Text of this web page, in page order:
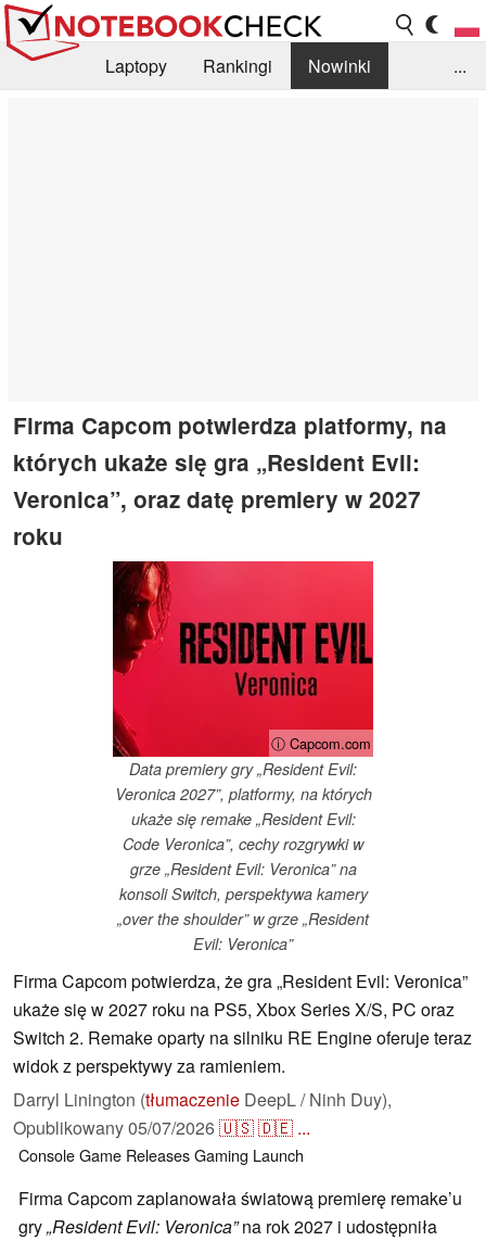
Laptopy Rankingi
Nowinki
...
Firma Capcom potwierdza platformy, na
których ukaże się gra „Resident Evil:
Veronica”, oraz datę premiery w 2027
roku
ⓘ Capcom.com
Data premiery gry „Resident Evil:
Veronica 2027”, platformy, na których
ukaże się remake „Resident Evil:
Code Veronica”, cechy rozgrywki w
grze „Resident Evil: Veronica” na
konsoli Switch, perspektywa kamery
„over the shoulder” w grze „Resident
Evil: Veronica”
Firma Capcom potwierdza, że gra „Resident Evil: Veronica”
ukaże się w 2027 roku na PS5, Xbox Series X/S, PC oraz
Switch 2. Remake oparty na silniku RE Engine oferuje teraz
widok z perspektywy za ramieniem.
Darryl Linington (tłumaczenie DeepL / Ninh Duy),
Opublikowany05/07/2026🇺🇸🇩🇪 ...
ConsoleGame ReleasesGaming Launch
Firma Capcom zaplanowała światową premierę remake’u
gry„Resident Evil: Veronica”na rok 2027 i udostępniła